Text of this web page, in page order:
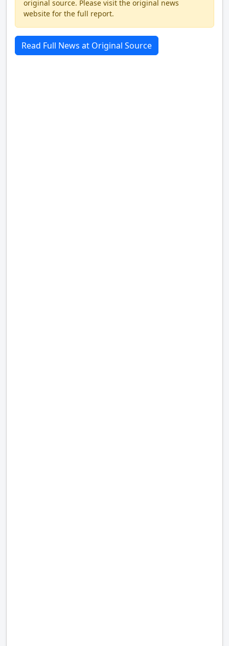
original source. Please visit the original news
website for the full report.
Read Full News at Original Source